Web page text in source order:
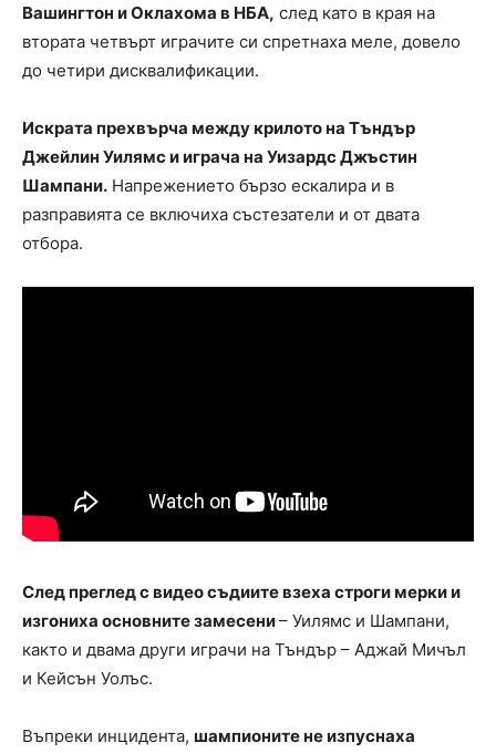
Вашингтон и Оклахома в НБА, след като в края на
втората четвърт играчите си спретнаха меле, довело
до четири дисквалификации.
Искрата прехвърча между крилото на Тъндър
Джейлин Уилямс и играча на Уизардс Джъстин
Шампани. Напрежението бързо ескалира и в
разправията се включиха състезатели и от двата
отбора.
След преглед с видео съдиите взеха строги мерки и
изгониха основните замесени– Уилямс и Шампани,
както и двама други играчи на Тъндър – Аджай Мичъл
и Кейсън Уолъс.
Въпреки инцидента, шампионите не изпуснаха